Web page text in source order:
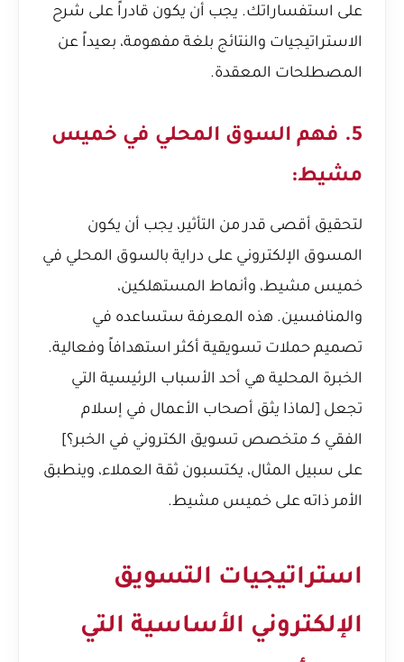
على استفساراتك. يجب أن يكون قادراً على شرح
الاستراتيجيات والنتائج بلغة مفهومة، بعيداً عن
المصطلحات المعقدة.
5. فهم السوق المحلي في خميس
مشيط:
لتحقيق أقصى قدر من التأثير، يجب أن يكون
المسوق الإلكتروني على دراية بالسوق المحلي في
خميس مشيط، وأنماط المستهلكين،
والمنافسين. هذه المعرفة ستساعده في
تصميم حملات تسويقية أكثر استهدافاً وفعالية.
الخبرة المحلية هي أحد الأسباب الرئيسية التي
تجعل [لماذا يثق أصحاب الأعمال في إسلام
الفقي كـ متخصص تسويق الكتروني في الخبر؟]
على سبيل المثال، يكتسبون ثقة العملاء، وينطبق
الأمر ذاته على خميس مشيط.
استراتيجيات التسويق
الإلكتروني الأساسية التي